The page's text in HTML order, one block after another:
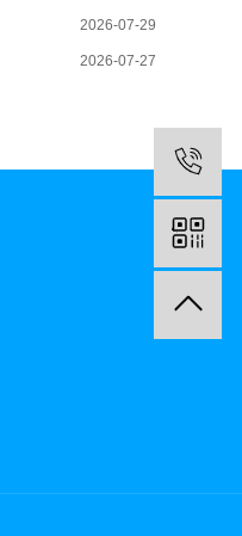
2026-07-29
2026-07-27